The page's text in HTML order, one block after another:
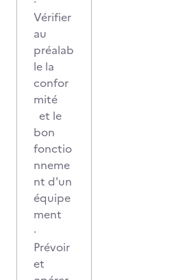
Vérifier
au
préalab
le la
confor
mité
et le
bon
fonctio
nneme
nt d'un
équipe
ment
·
Prévoir
et